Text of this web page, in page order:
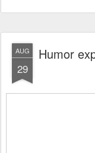
AUG
29
Humor